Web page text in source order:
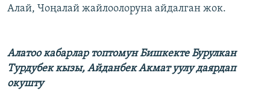
Алай, Чоңалай жайлоолоруна айдалган жок.
Алатоо кабарлар топтомун Бишкекте Бурулкан
Турдубек кызы, Айданбек Акмат уулу даярдап
окушту